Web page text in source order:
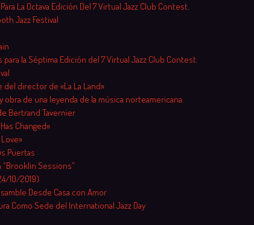
La Octava Edición Del 7 Virtual Jazz Club Contest.
Jazz Festival
la Séptima Edición del 7 Virtual Jazz Club Contest.
del director de «La La Land»
obra de una leyenda de la música norteamericana.
Bertrand Tavernier
Changed»
Puertas
Sessions”
10/2019)
Desde Casa con Amor
Como Sede del International Jazz Day